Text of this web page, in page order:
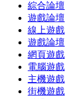
綜合論壇
遊戲論壇
線上遊戲
遊戲論壇
網頁遊戲
電腦遊戲
主機遊戲
街機遊戲